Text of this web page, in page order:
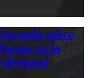
sobre
en la